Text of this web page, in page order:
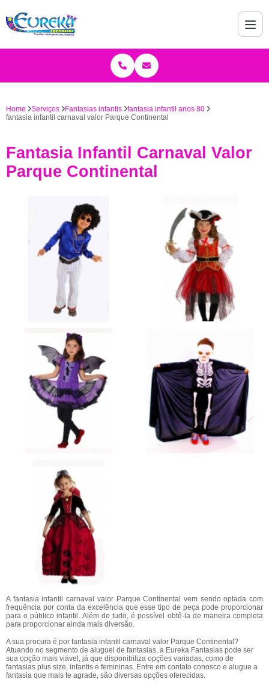
Home Serviços Fantasias infantis
fantasia infantil anos 80
fantasia infantil carnaval valor Parque Continental
Fantasia Infantil Carnaval Valor
Parque Continental
A fantasia infantil carnaval valor Parque Continental vem sendo optada com
frequência por conta da excelência que esse tipo de peça pode proporcionar
para o público infantil. Além de tudo, é possível obtê-la de maneira completa
para proporcionar ainda mais diversão.
A sua procura é por fantasia infantil carnaval valor Parque Continental?
Atuando no segmento de aluguel de fantasias, a Eureka Fantasias pode ser
sua opção mais viável, já que disponibiliza opções variadas, como de
fantasias plus size, infantis e femininas. Entre em contato conosco e alugue a
fantasia que mais te agrade, são diversas opções oferecidas.